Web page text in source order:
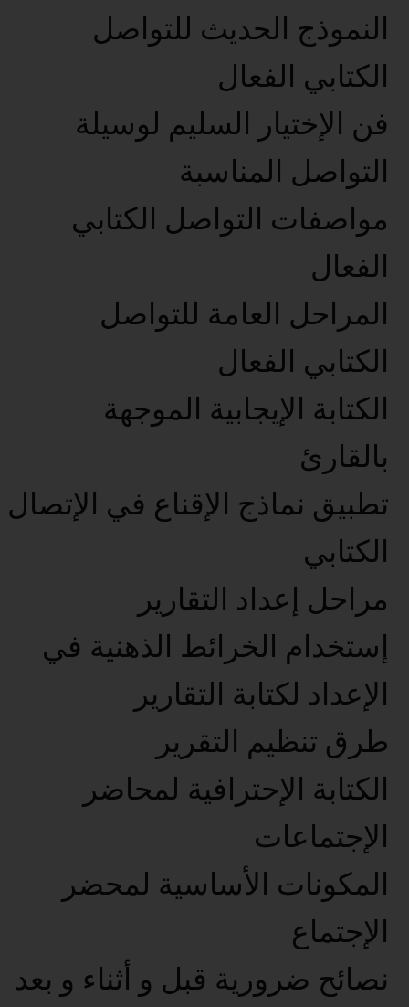
النموذج الحديث للتواصل
الكتابي الفعال
فن الإختيار السليم لوسيلة
التواصل المناسبة
مواصفات التواصل الكتابي
الفعال
المراحل العامة للتواصل
الكتابي الفعال
الكتابة الإيجابية الموجهة
بالقارئ
تطبيق نماذج الإقناع في الإتصال
الكتابي
مراحل إعداد التقارير
إستخدام الخرائط الذهنية في
الإعداد لكتابة التقارير
طرق تنظيم التقرير
الكتابة الإحترافية لمحاضر
الإجتماعات
المكونات الأساسية لمحضر
الإجتماع
نصائح ضرورية قبل و أثناء و بعد